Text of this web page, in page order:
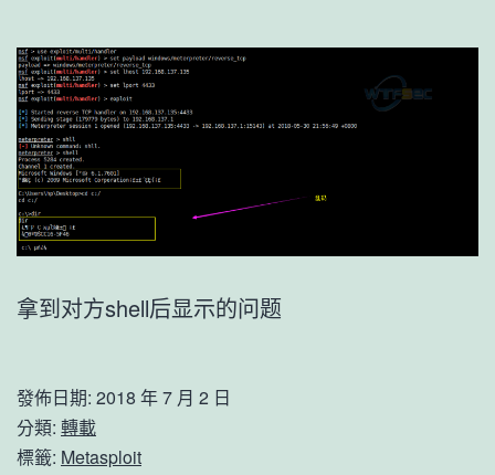
拿到对方shell后显示的问题
發佈日期: 2018 年 7 月 2 日
分類: 轉載
標籤: Metasploit